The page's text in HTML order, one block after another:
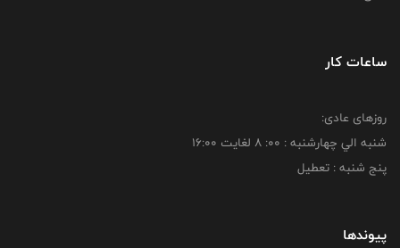
ساعات کار
روزهای عادی:
شنبه الي چهارشنبه : 00: 8 لغايت 16:00
پنج شنبه : تعطیل
پیوندها